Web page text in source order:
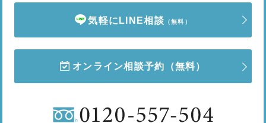
気軽にLINE相談 （無料）
オンライン相談予約 （無料）